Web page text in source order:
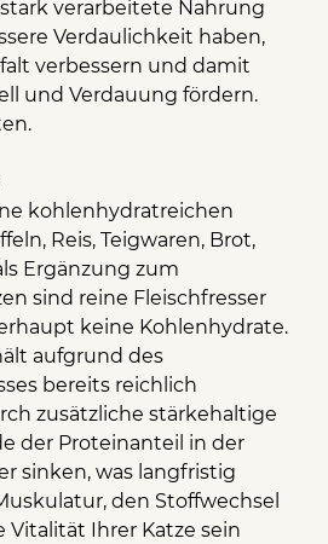
verarbeitete Nahrung
Verdaulichkeit haben,
verbessern und damit
und Verdauung fördern.
kohlenhydratreichen
Reis, Teigwaren, Brot,
Ergänzung zum
sind reine Fleischfresser
keine Kohlenhydrate.
aufgrund des
bereits reichlich
zusätzliche stärkehaltige
der Proteinanteil in der
sinken, was langfristig
den Stoffwechsel
Vitalität Ihrer Katze sein